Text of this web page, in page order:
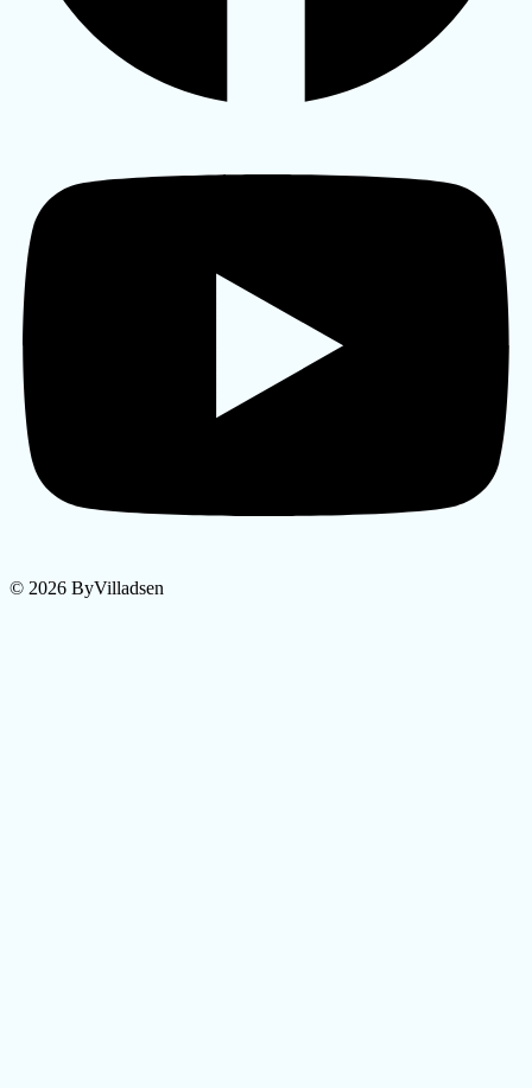
© 2026 ByVilladsen